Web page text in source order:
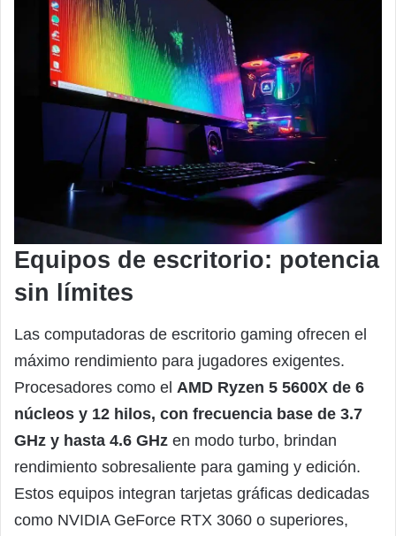
Equipos de escritorio: potencia
sin límites
Las computadoras de escritorio gaming ofrecen el
máximo rendimiento para jugadores exigentes.
Procesadores como el AMD Ryzen 5 5600X de 6
núcleos y 12 hilos, con frecuencia base de 3.7
GHz y hasta 4.6 GHz en modo turbo, brindan
rendimiento sobresaliente para gaming y edición.
Estos equipos integran tarjetas gráficas dedicadas
como NVIDIA GeForce RTX 3060 o superiores,